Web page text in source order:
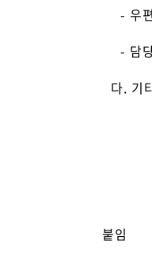
- 우편
- 담당
다. 기
- 단
- 중‧
붙임